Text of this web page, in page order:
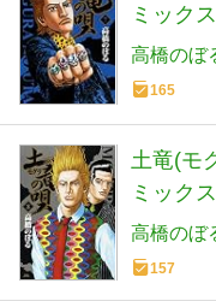
ミック
高橋のぼ
165
土竜(モ
ミック
高橋のぼ
157